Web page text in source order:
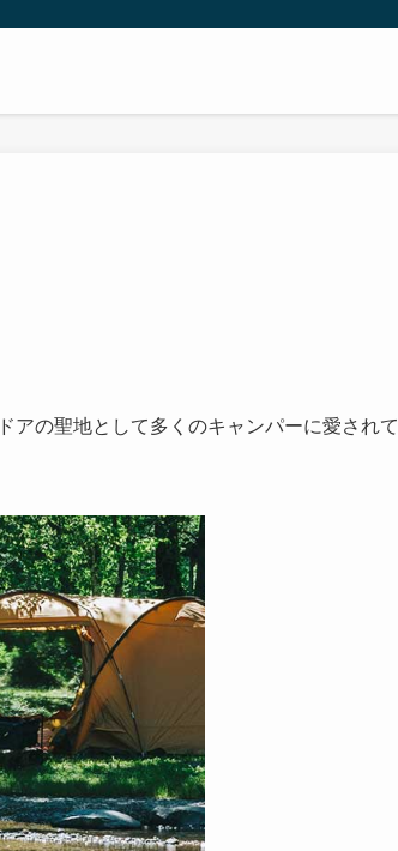
アの聖地として多くのキャンパーに愛されて